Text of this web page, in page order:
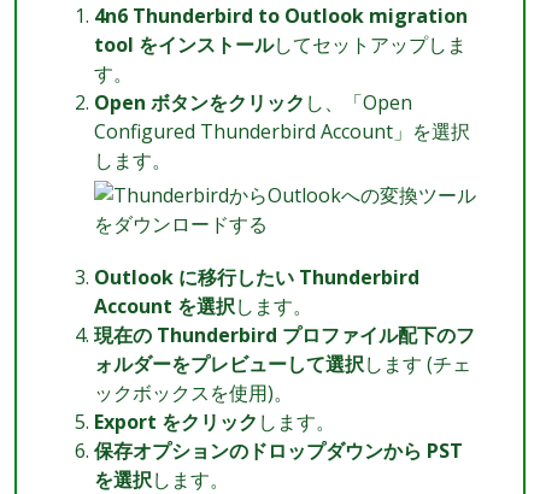
4n6 Thunderbird to Outlook migration
tool をインストールしてセットアップしま
す。
Open ボタンをクリック し、「Open
Configured Thunderbird Account」を選択
します。
Outlook に移行したい Thunderbird
Account を選択します。
現在の Thunderbird プロファイル配下のフ
ォルダーをプレビューして選択します (チェ
ックボックスを使用)。
Export をクリック します。
保存オプションのドロップダウンから PST
を選択します。